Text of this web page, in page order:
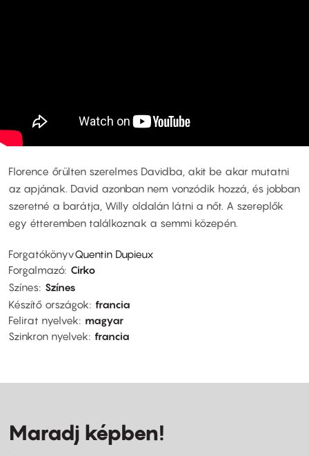
Florence őrülten szerelmes Davidba, akit be akar mutatni
az apjának. David azonban nem vonzódik hozzá, és jobban
szeretné a barátja, Willy oldalán látni a nőt. A szereplők
egy étteremben találkoznak a semmi közepén.
ForgatókönyvQuentin Dupieux
Forgalmazó Cirko
Színes Színes
Készítő országok francia
Felirat nyelvek
magyar
Szinkron nyelvek francia
Maradj képben!